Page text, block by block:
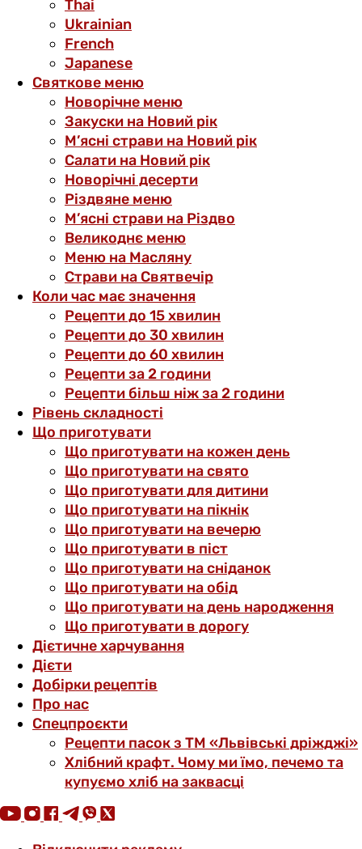
Thai
Ukrainian
French
Japanese
Святкове меню
Новорічне меню
Закуски на Новий рік
М’ясні страви на Новий рік
Салати на Новий рік
Новорічні десерти
Різдвяне меню
М’ясні страви на Різдво
Великоднє меню
Меню на Масляну
Страви на Святвечір
Коли час має значення
Рецепти до 15 хвилин
Рецепти до 30 хвилин
Рецепти до 60 хвилин
Рецепти за 2 години
Рецепти більш ніж за 2 години
Рівень складності
Що приготувати
Що приготувати на кожен день
Що приготувати на свято
Що приготувати для дитини
Що приготувати на пікнік
Що приготувати на вечерю
Що приготувати в піст
Що приготувати на сніданок
Що приготувати на обід
Що приготувати на день народження
Що приготувати в дорогу
Дієтичне харчування
Дієти
Добірки рецептів
Про нас
Спецпроєкти
Рецепти пасок з ТМ «Львівські дріжджі»
Хлібний крафт. Чому ми їмо, печемо та
купуємо хліб на заквасці